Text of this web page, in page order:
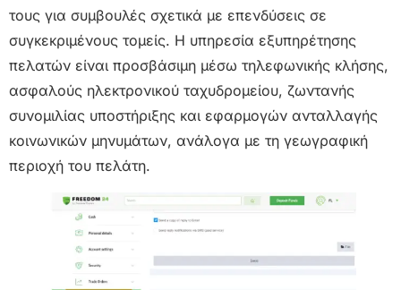
τους για συμβουλές σχετικά με επενδύσεις σε
συγκεκριμένους τομείς. Η υπηρεσία εξυπηρέτησης
πελατών είναι προσβάσιμη μέσω τηλεφωνικής κλήσης,
ασφαλούς ηλεκτρονικού ταχυδρομείου, ζωντανής
συνομιλίας υποστήριξης και εφαρμογών ανταλλαγής
κοινωνικών μηνυμάτων, ανάλογα με τη γεωγραφική
περιοχή του πελάτη.